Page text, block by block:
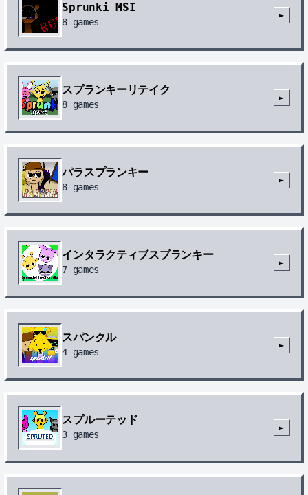
Sprunki MSI
8 games
►
スプランキーリテイク
8 games
►
パラスプランキー
8 games
►
インタラクティブスプランキー
7 games
►
スパンクル
4 games
►
スプルーテッド
3 games
►